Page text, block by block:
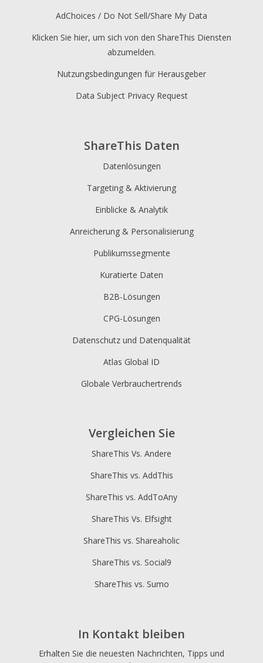
ShareThis Daten
Datenlösungen
Targeting & Aktivierung
Einblicke & Analytik
Anreicherung & Personalisierung
Publikumssegmente
Kuratierte Daten
B2B-Lösungen
CPG-Lösungen
Datenschutz und Datenqualität
Atlas Global ID
Globale Verbrauchertrends
AdChoices / Do Not Sell/Share My Data
Klicken Sie hier, um sich von den ShareThis Diensten
abzumelden.
Nutzungsbedingungen für Herausgeber
Data Subject Privacy Request
Vergleichen Sie
ShareThis Vs. Andere
ShareThis vs. AddThis
ShareThis vs. AddToAny
ShareThis Vs. Elfsight
ShareThis vs. Shareaholic
ShareThis vs. Social9
ShareThis vs. Sumo
In Kontakt bleiben
Erhalten Sie die neuesten Nachrichten, Tipps und